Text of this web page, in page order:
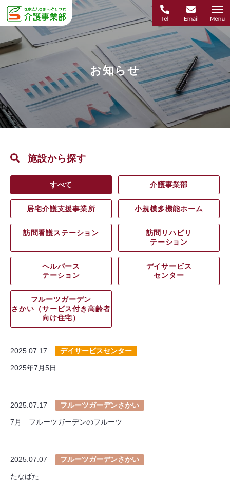
お知らせ
施設から探す
すべて 介護事業部
居宅介護支援事業所 小規模多機能ホーム
訪問看護ステーション
訪問リハビリ
テーション
ヘルパース
テーション
デイサービス
センター
フルーツガーデン
さかい（サービス付き高齢者
向け住宅）
2025.07.17 デイサービスセンター
2025年7月5日
2025.07.17 フルーツガーデンさかい
7月 フルーツガーデンのフルーツ
2025.07.07 フルーツガーデンさかい
たなばた